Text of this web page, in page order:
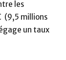
les
(9,5 millions
un taux